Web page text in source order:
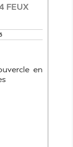
FEUX
en